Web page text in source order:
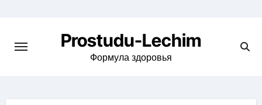
содержимому
Prostudu-Lechim
Формула здоровья